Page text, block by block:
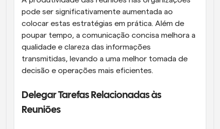
pode ser significativamente aumentada ao
colocar estas estratégias em prática. Além de
poupar tempo, a comunicação concisa melhora a
qualidade e clareza das informações
transmitidas, levando a uma melhor tomada de
decisão e operações mais eficientes.
Delegar Tarefas Relacionadas às
Reuniões